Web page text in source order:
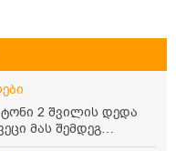
2 შვილის დედა
მას შემდეგ
გარეთ რადგან ისევ